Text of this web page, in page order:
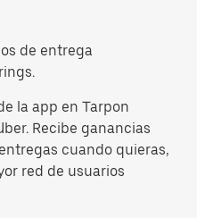
de entrega
la app en Tarpon
Recibe ganancias
cuando quieras,
red de usuarios